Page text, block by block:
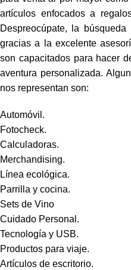
artículos enfocados a
Despreocúpate, la
gracias a la excelente
son capacitados para hacer
aventura personalizada.
nos representan son:
Automóvil.
Fotocheck.
Calculadoras.
Merchandising.
Línea ecológica.
Parrilla y cocina.
Sets de Vino
Cuidado Personal.
Tecnología y USB.
Productos para viaje.
Artículos de escritorio.